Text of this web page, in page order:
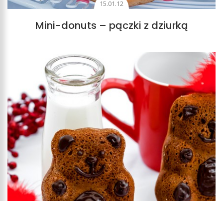
15.01.12
Mini-donuts – pączki z dziurką